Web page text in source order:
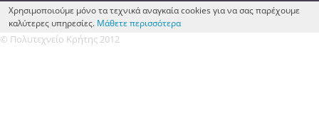
Χρησιμοποιούμε μόνο τα τεχνικά αναγκαία cookies για να σας παρέχουμε
καλύτερες υπηρεσίες. Μάθετε περισσότερα
© Πολυτεχνείο Κρήτης 2012